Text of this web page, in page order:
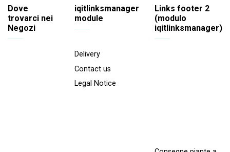
Dove
trovarci nei
Negozi
iqitlinksmanager
module
Delivery
Contact us
Legal Notice
Links footer 2
(modulo
iqitlinksmanager)